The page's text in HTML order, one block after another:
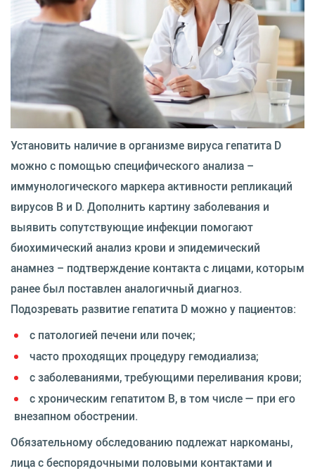
Установить наличие в организме вируса гепатита D
можно с помощью специфического анализа –
иммунологического маркера активности репликаций
вирусов В и D. Дополнить картину заболевания и
выявить сопутствующие инфекции помогают
биохимический анализ крови и эпидемический
анамнез – подтверждение контакта с лицами, которым
ранее был поставлен аналогичный диагноз.
Подозревать развитие гепатита D можно у пациентов:
с патологией печени или почек;
часто проходящих процедуру гемодиализа;
с заболеваниями, требующими переливания крови;
с хроническим гепатитом В, в том числе — при его
внезапном обострении.
Обязательному обследованию подлежат наркоманы,
лица с беспорядочными половыми контактами и